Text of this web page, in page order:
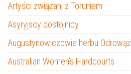
Artyści związani z Toruniem
Asyryjscy dostojnicy
Augustynowiczowie herbu Odrowąż
Australian Women’s Hardcourts